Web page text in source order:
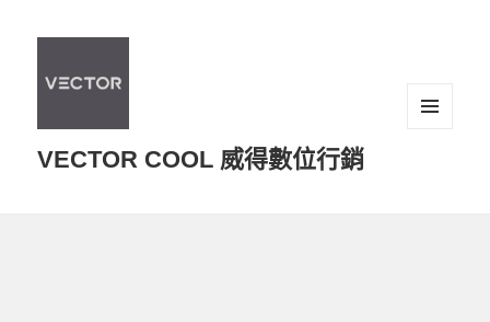
VECTOR COOL 威得數位行銷